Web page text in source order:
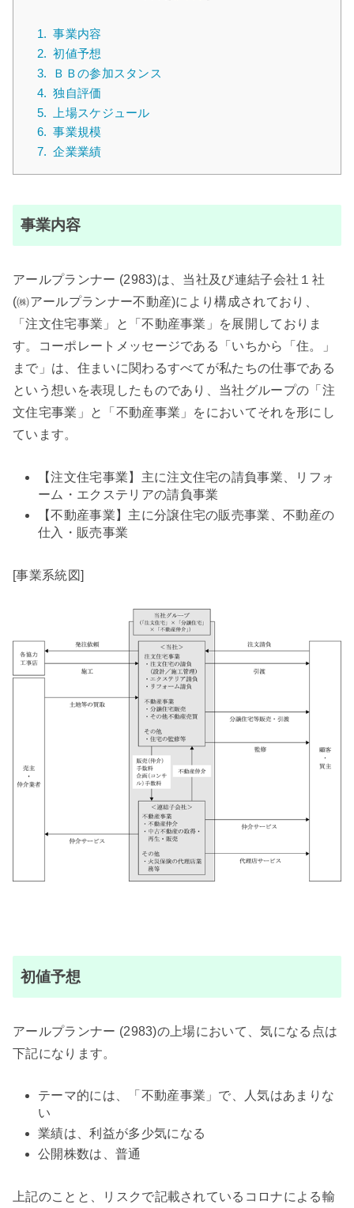
1. 事業内容
2. 初値予想
3.
ＢＢの参加スタンス
4. 独自評価
5.
上場スケジュール
6. 事業規模
7. 企業業績
事業内容
アールプランナー (2983)は、当社及び連結子会社１社
(㈱アールプランナー不動産)により構成されており、
「注文住宅事業」と「不動産事業」を展開しておりま
す。コーポレートメッセージである「いちから「住。」
まで」は、住まいに関わるすべてが私たちの仕事である
という想いを表現したものであり、当社グループの「注
文住宅事業」と「不動産事業」をにおいてそれを形にし
ています。
【注文住宅事業】主に注文住宅の請負事業、リフォ
ーム・エクステリアの請負事業
【不動産事業】主に分譲住宅の販売事業、不動産の
仕入・販売事業
[事業系統図]
初値予想
アールプランナー (2983)の上場において、気になる点は
下記になります。
テーマ的には、「不動産事業」で、人気はあまりな
い
業績は、利益が多少気になる
公開株数は、普通
上記のことと、リスクで記載されているコロナによる輸